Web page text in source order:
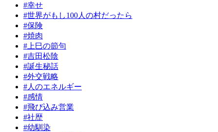
#幸せ
#世界がもし100人の村だったら
#保険
#焼肉
#上巳の節句
#吉田松陰
#誕生秘話
#外交戦略
#人のエネルギー
#感情
#飛び込み営業
#社歴
#幼馴染